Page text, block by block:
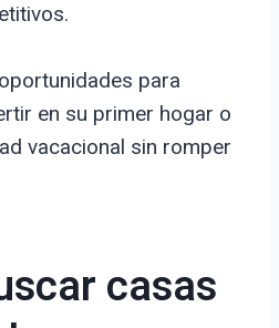
para
en su primer hogar o
vacacional sin romper
casas